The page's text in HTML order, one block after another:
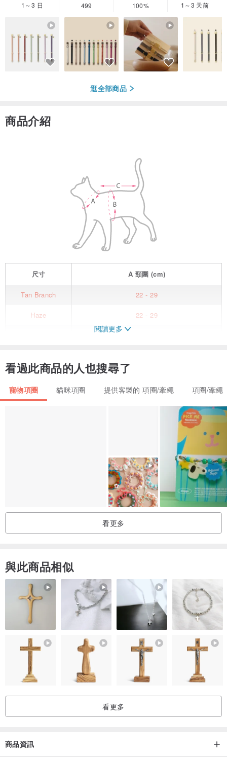
1～3 日
499
100%
1～3 天前
逛全部商品
商品介紹
尺寸 A 頸圍 (cm)
Tan Branch 22 - 29
Haze 22 - 29
Dark Moss
簡約柔軟系列 Basic Mellow Collection 貓項圈配搭暖暖的日常生活
- 每條貓咪項圈都是下單後現做
🗣Instagram: @maodian.mk
閱讀更多
看過此商品的人也搜尋了
寵物項圈 貓咪項圈 提供客製的 項圈/牽繩 項圈/牽繩
看更多
與此商品相似
看更多
商品資訊